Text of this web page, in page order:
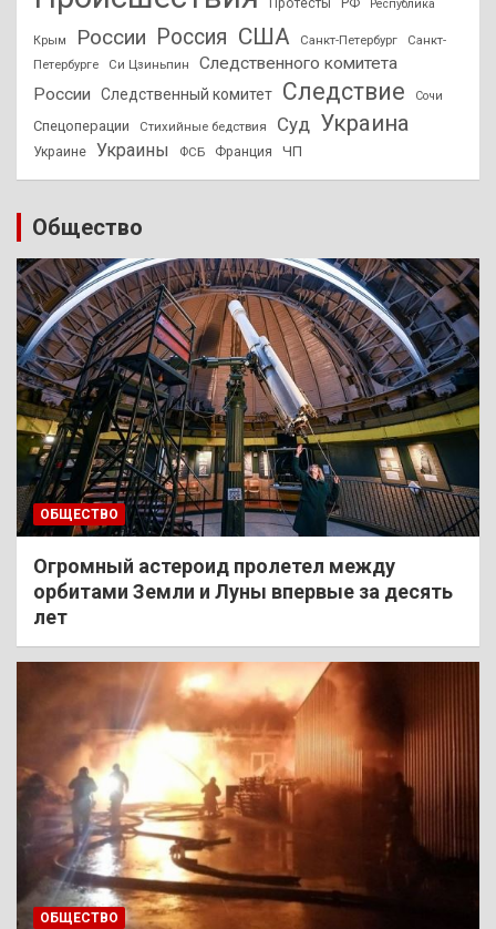
Протесты РФ Республика
Крым России Россия США Санкт-Петербург
Санкт-
Петербурге
Си Цзиньпин
Следственного комитета
России
Следственный комитет Следствие Сочи
Спецоперации Стихийные бедствия Суд Украина
Украине Украины ФСБ Франция ЧП
Общество
ОБЩЕСТВО
Огромный астероид пролетел между
орбитами Земли и Луны впервые за десять
лет
ОБЩЕСТВО